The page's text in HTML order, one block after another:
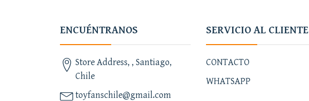
ENCUÉNTRANOS
Store Address, , Santiago,
Chile
toyfanschile@gmail.com
SERVICIO AL CLIENTE
CONTACTO
WHATSAPP